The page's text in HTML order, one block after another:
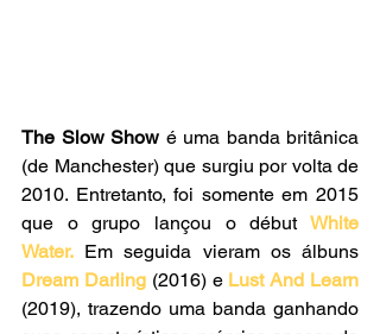
The Slow Show é uma banda britânica
(de Manchester) que surgiu por volta de
2010. Entretanto, foi somente em 2015
que o grupo lançou o début White
Water.
Dream Darling (2016) e Lust And Learn
(2019), trazendo uma banda ganhando